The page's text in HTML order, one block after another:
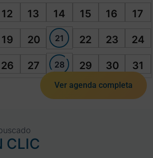
12 13 14 15 16 17
19 20 21 22 23 24
26 27 28 29 30 31
Ver agenda completa
CLIC